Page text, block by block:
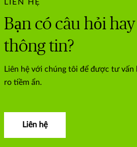
LIÊN HỆ
Bạn có câu hỏi
thông tin?
Liên hệ với chúng tôi để được tư vấn
ro tiềm ẩn.
Liên hệ